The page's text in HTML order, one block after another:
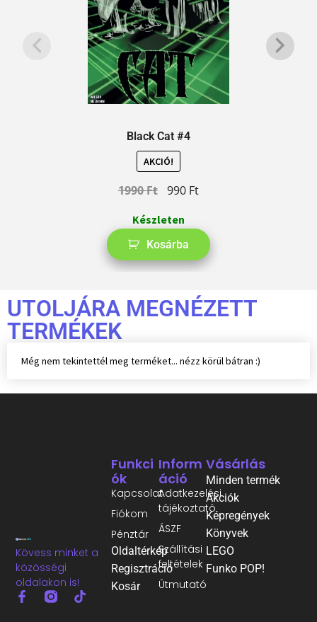
Black Cat #4
AKCIÓ!
1990Ft 990 Ft
Készleten
Kosárba
UTOLJÁRA MEGNÉZETT
TERMÉKEK
Még nem tekintettél meg terméket... nézz körül bátran :)
Kövess minket a
közösségi
oldalakon is!
Inform
Áció
Adatkezelési
tájékoztató
ÁSZF
Szállítási
feltételek
Útmutató
Funkci
Ók
Kapcsolat
Fiókom
Pénztár
Oldaltérkép
Regisztráció
Kosár
Vásárlás
Minden termék
Akciók
Képregények
Könyvek
LEGO
Funko POP!